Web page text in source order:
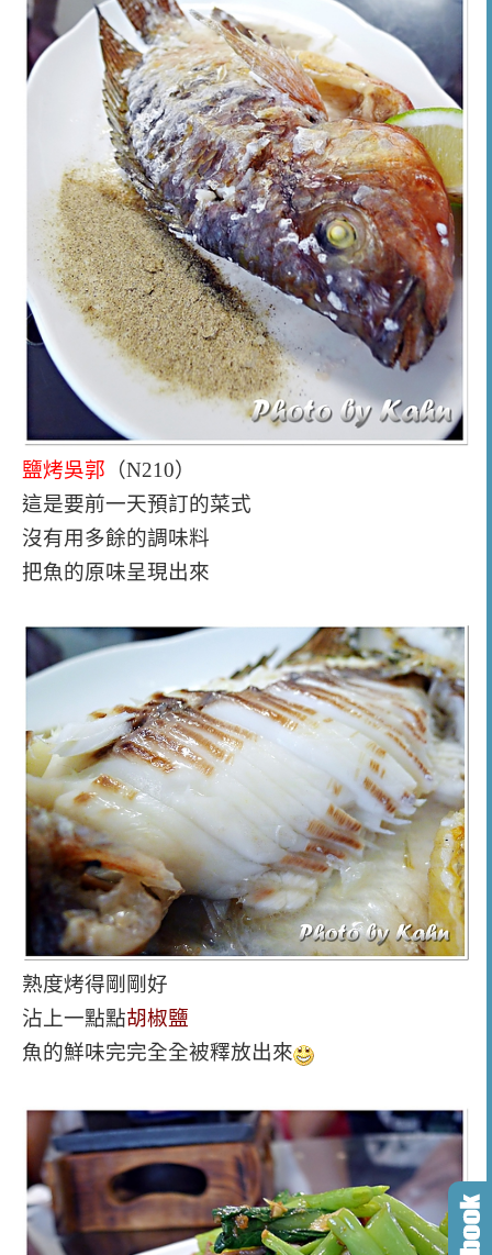
鹽烤吳郭 （N210）
這是要前一天預訂的菜式
沒有用多餘的調味料
把魚的原味呈現出來
熟度烤得剛剛好
沾上一點點胡椒鹽
魚的鮮味完完全全被釋放出來